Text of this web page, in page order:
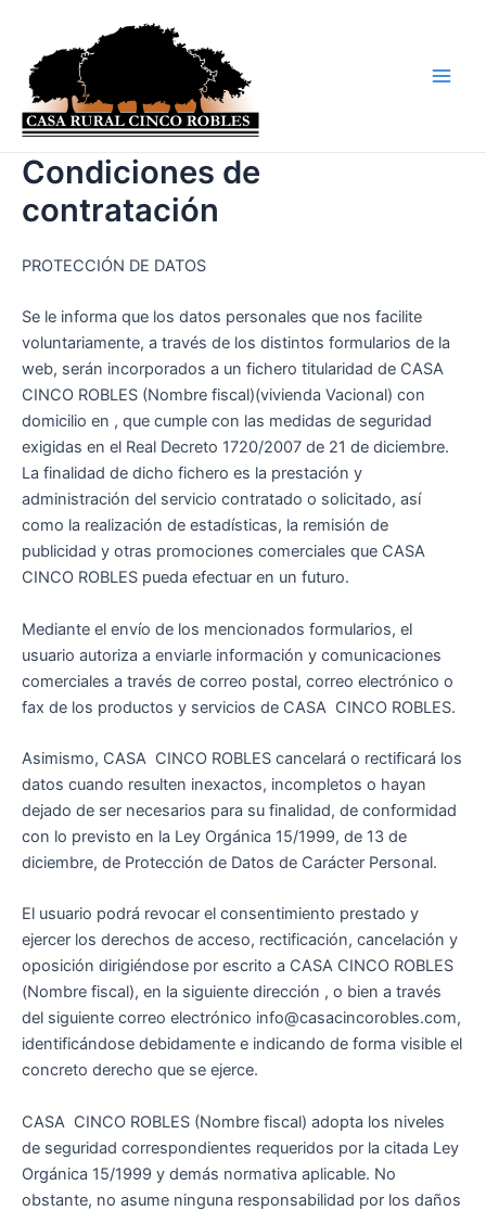
contenido
Condiciones de
contratación
PROTECCIÓN DE DATOS
Se le informa que los datos personales que nos facilite
voluntariamente, a través de los distintos formularios de la
web, serán incorporados a un fichero titularidad de CASA
CINCO ROBLES (Nombre fiscal)(vivienda Vacional) con
domicilio en , que cumple con las medidas de seguridad
exigidas en el Real Decreto 1720/2007 de 21 de diciembre.
La finalidad de dicho fichero es la prestación y
administración del servicio contratado o solicitado, así
como la realización de estadísticas, la remisión de
publicidad y otras promociones comerciales que CASA
CINCO ROBLES pueda efectuar en un futuro.
Mediante el envío de los mencionados formularios, el
usuario autoriza a enviarle información y comunicaciones
comerciales a través de correo postal, correo electrónico o
fax de los productos y servicios de CASA CINCO ROBLES.
Asimismo, CASA CINCO ROBLES cancelará o rectificará los
datos cuando resulten inexactos, incompletos o hayan
dejado de ser necesarios para su finalidad, de conformidad
con lo previsto en la Ley Orgánica 15/1999, de 13 de
diciembre, de Protección de Datos de Carácter Personal.
El usuario podrá revocar el consentimiento prestado y
ejercer los derechos de acceso, rectificación, cancelación y
oposición dirigiéndose por escrito a CASA CINCO ROBLES
(Nombre fiscal), en la siguiente dirección , o bien a través
del siguiente correo electrónico info@casacincorobles.com,
identificándose debidamente e indicando de forma visible el
concreto derecho que se ejerce.
CASA CINCO ROBLES (Nombre fiscal) adopta los niveles
de seguridad correspondientes requeridos por la citada Ley
Orgánica 15/1999 y demás normativa aplicable. No
obstante, no asume ninguna responsabilidad por los daños